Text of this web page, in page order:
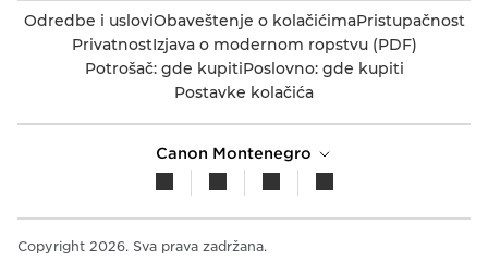
Odredbe i usloviObaveštenje o kolačićimaPristupačnost
PrivatnostIzjava o modernom ropstvu (PDF)
Potrošač: gde kupitiPoslovno: gde kupiti
Postavke kolačića
Canon Montenegro
Copyright 2026. Sva prava zadržana.